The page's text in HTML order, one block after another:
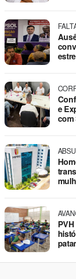
e
com